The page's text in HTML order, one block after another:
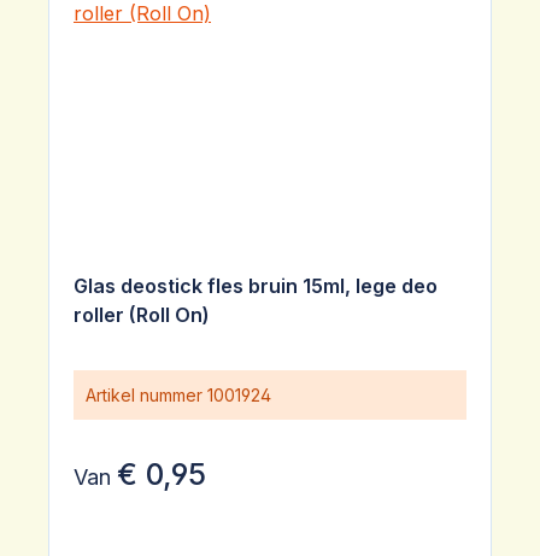
Glas deostick fles bruin 15ml, lege deo
roller (Roll On)
Artikel nummer 1001924
Van € 0,95